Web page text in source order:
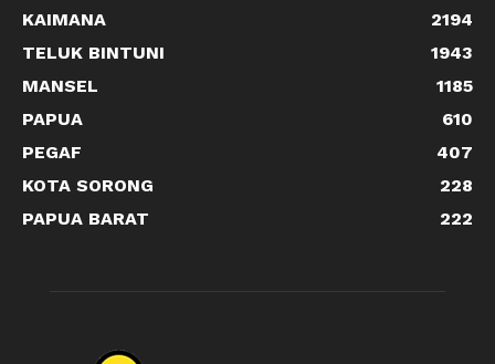
KAIMANA
2194
TELUK BINTUNI
1943
MANSEL
1185
PAPUA
610
PEGAF
407
KOTA SORONG
228
PAPUA BARAT
222